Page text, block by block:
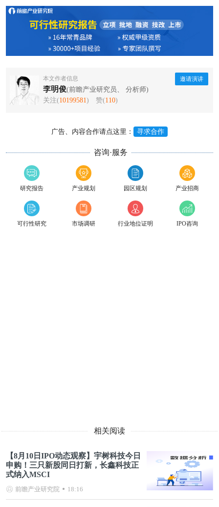
本文作者信息
李明俊(前瞻产业研究员、 分析师)
关注(10199581) 赞(110)
邀请演讲
广告、内容合作请点这里： 寻求合作
咨询·服务
研究报告 产业规划 园区规划 产业招商
可行性研究 市场调研 行业地位证明 IPO咨询
相关阅读
【8月10日IPO动态观察】宇树科技今日
申购！三只新股同日打新，长鑫科技正
式纳入MSCI
前瞻产业研究院 18:16